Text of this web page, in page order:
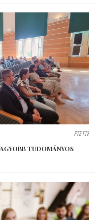
PTE TTK
TUDOMÁNYOS